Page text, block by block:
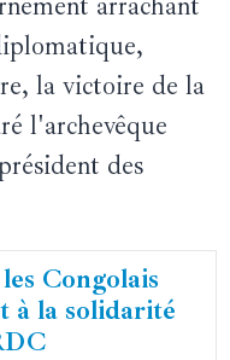
la victoire de la
l'archevêque
des
Congolais
à la solidarité